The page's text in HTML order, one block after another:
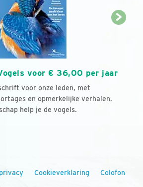
voor € 36,00 per jaar
voor onze leden, met
en opmerkelijke verhalen.
help je de vogels.
Cookieverklaring Colofon